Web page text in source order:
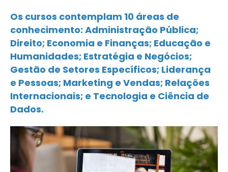
Os cursos contemplam 10 áreas de
conhecimento: Administração Pública;
Direito; Economia e Finanças; Educação e
Humanidades; Estratégia e Negócios;
Gestão de Setores Específicos; Liderança
e Pessoas; Marketing e Vendas; Relações
Internacionais; e Tecnologia e Ciência de
Dados.